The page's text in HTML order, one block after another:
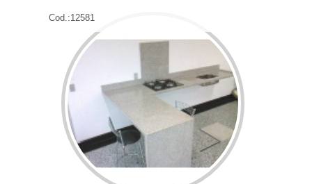
Cod.:12581